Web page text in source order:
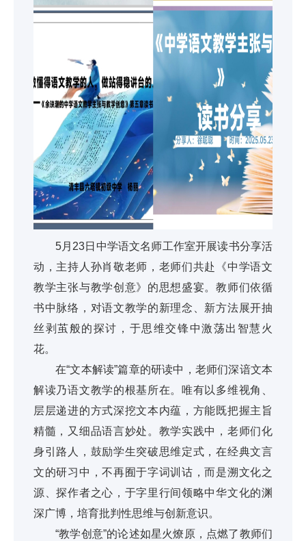
5月23日中学语文名师工作室开展读书分享活
动，主持人孙肖敬老师，老师们共赴《中学语文
教学主张与教学创意》的思想盛宴。教师们依循
书中脉络，对语文教学的新理念、新方法展开抽
丝剥茧般的探讨，于思维交锋中激荡出智慧火
花。
在“文本解读”篇章的研读中，老师们深谙文本
解读乃语文教学的根基所在。唯有以多维视角、
层层递进的方式深挖文本内蕴，方能既把握主旨
精髓，又细品语言妙处。教学实践中，老师们化
身引路人，鼓励学生突破思维定式，在经典文言
文的研习中，不再囿于字词训诂，而是溯文化之
源、探作者之心，于字里行间领略中华文化的渊
深广博，培育批判性思维与创新意识。
“教学创意”的论述如星火燎原，点燃了教师们